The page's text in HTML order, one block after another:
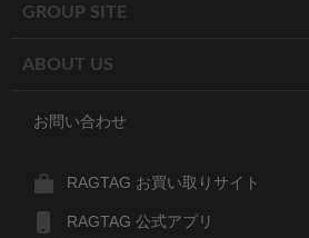
GROUP SITE
ABOUT US
お問い合わせ
RAGTAG お買い取りサイト
RAGTAG 公式アプリ